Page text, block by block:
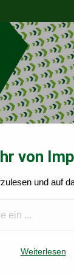
von
und auf
Weiterlesen